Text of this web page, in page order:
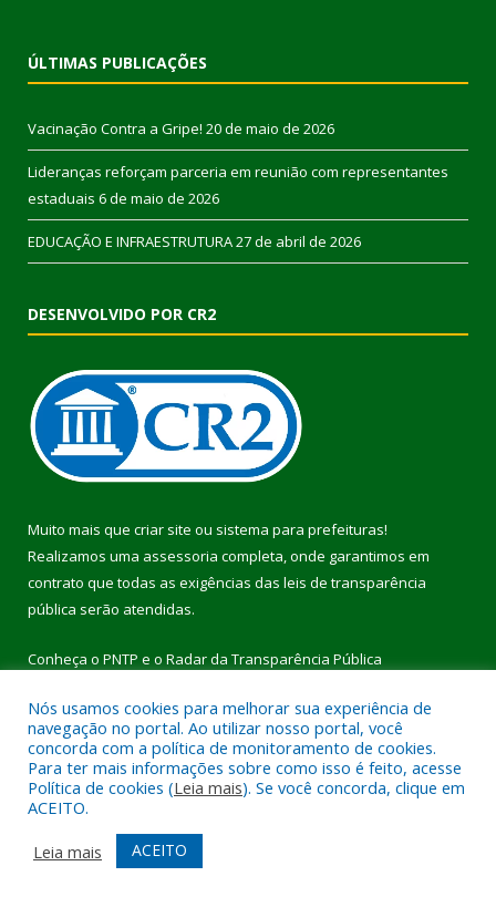
ÚLTIMAS PUBLICAÇÕES
Vacinação Contra a Gripe! 20 de maio de 2026
Lideranças reforçam parceria em reunião com representantes
estaduais 6 de maio de 2026
EDUCAÇÃO E INFRAESTRUTURA27 de abril de 2026
DESENVOLVIDO POR CR2
Muito mais que criar site ou sistema para prefeituras!
Realizamos uma assessoria completa, onde garantimos em
contrato que todas as exigências das leis de transparência
pública serão atendidas.
Conheça o PNTP e o Radar da Transparência Pública
Todos os direitos reservados a Prefeitura Municipal de Pau
D’Arco.
Mapa do Site
Acessar Área Administrativa
Acessar Webmail
Nós usamos cookies para melhorar sua experiência de
navegação no portal. Ao utilizar nosso portal, você
concorda com a política de monitoramento de cookies.
Para ter mais informações sobre como isso é feito, acesse
Política de cookies (Leia mais). Se você concorda, clique em
ACEITO.
Leia mais
ACEITO